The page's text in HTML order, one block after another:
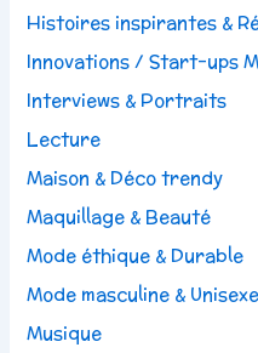
Histoires inspirantes &
Innovations / Start-ups
Interviews & Portraits
Lecture
Maison & Déco trendy
Maquillage & Beauté
Mode éthique & Durable
Mode masculine & Unisexe
Musique